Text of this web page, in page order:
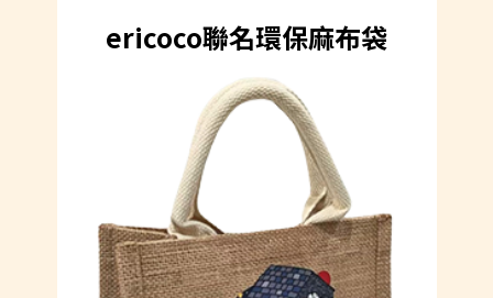
ericoco聯名環保麻布袋